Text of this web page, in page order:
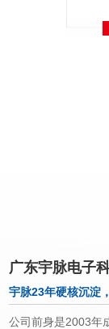
广东宇脉电子
宇脉23年硬核沉淀
公司前身是2003年